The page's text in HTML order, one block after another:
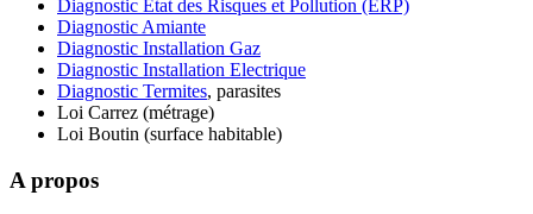
Diagnostic Etat des Risques et Pollution (ERP)
Diagnostic Amiante
Diagnostic Installation Gaz
Diagnostic Installation Electrique
Diagnostic Termites, parasites
Loi Carrez (métrage)
Loi Boutin (surface habitable)
A propos